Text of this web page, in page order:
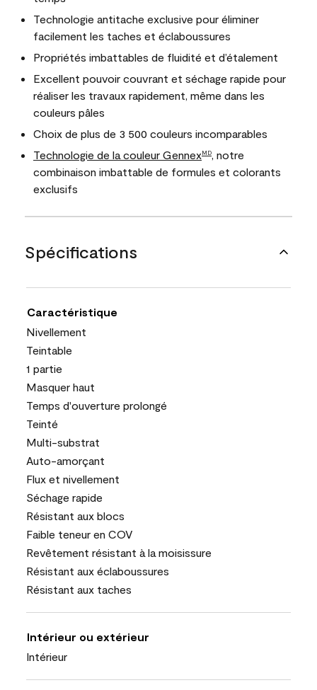
Technologie antitache exclusive pour éliminer
facilement les taches et éclaboussures
Propriétés imbattables de fluidité et d’étalement
Excellent pouvoir couvrant et séchage rapide pour
réaliser les travaux rapidement, même dans les
couleurs pâles
Choix de plus de 3 500 couleurs incomparables
Technologie de la couleur GennexMD
, notre
combinaison imbattable de formules et colorants
exclusifs
Spécifications
Caractéristique
Nivellement
Teintable
1 partie
Masquer haut
Temps d'ouverture prolongé
Teinté
Multi-substrat
Auto-amorçant
Flux et nivellement
Séchage rapide
Résistant aux blocs
Faible teneur en COV
Revêtement résistant à la moisissure
Résistant aux éclaboussures
Résistant aux taches
Intérieur ou extérieur
Intérieur